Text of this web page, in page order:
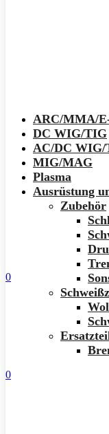
ARC/MMA/
DC WIG/TIG
AC/DC
MIG/MAG
Plasma
Ausrüstung
Zubehör
0
0